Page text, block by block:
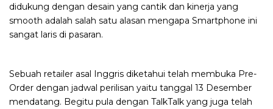
didukung dengan desain yang cantik dan kinerja yang
smooth adalah salah satu alasan mengapa Smartphone ini
sangat laris di pasaran.
Sebuah retailer asal Inggris diketahui telah membuka Pre-
Order dengan jadwal perilisan yaitu tanggal 13 Desember
mendatang. Begitu pula dengan TalkTalk yang juga telah